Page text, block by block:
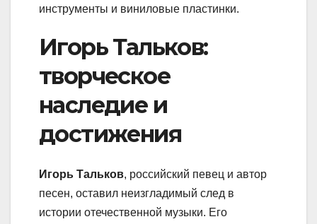
инструменты и виниловые пластинки.
Игорь Тальков:
творческое
наследие и
достижения
Игорь Тальков, российский певец и автор
песен, оставил неизгладимый след в
истории отечественной музыки. Его